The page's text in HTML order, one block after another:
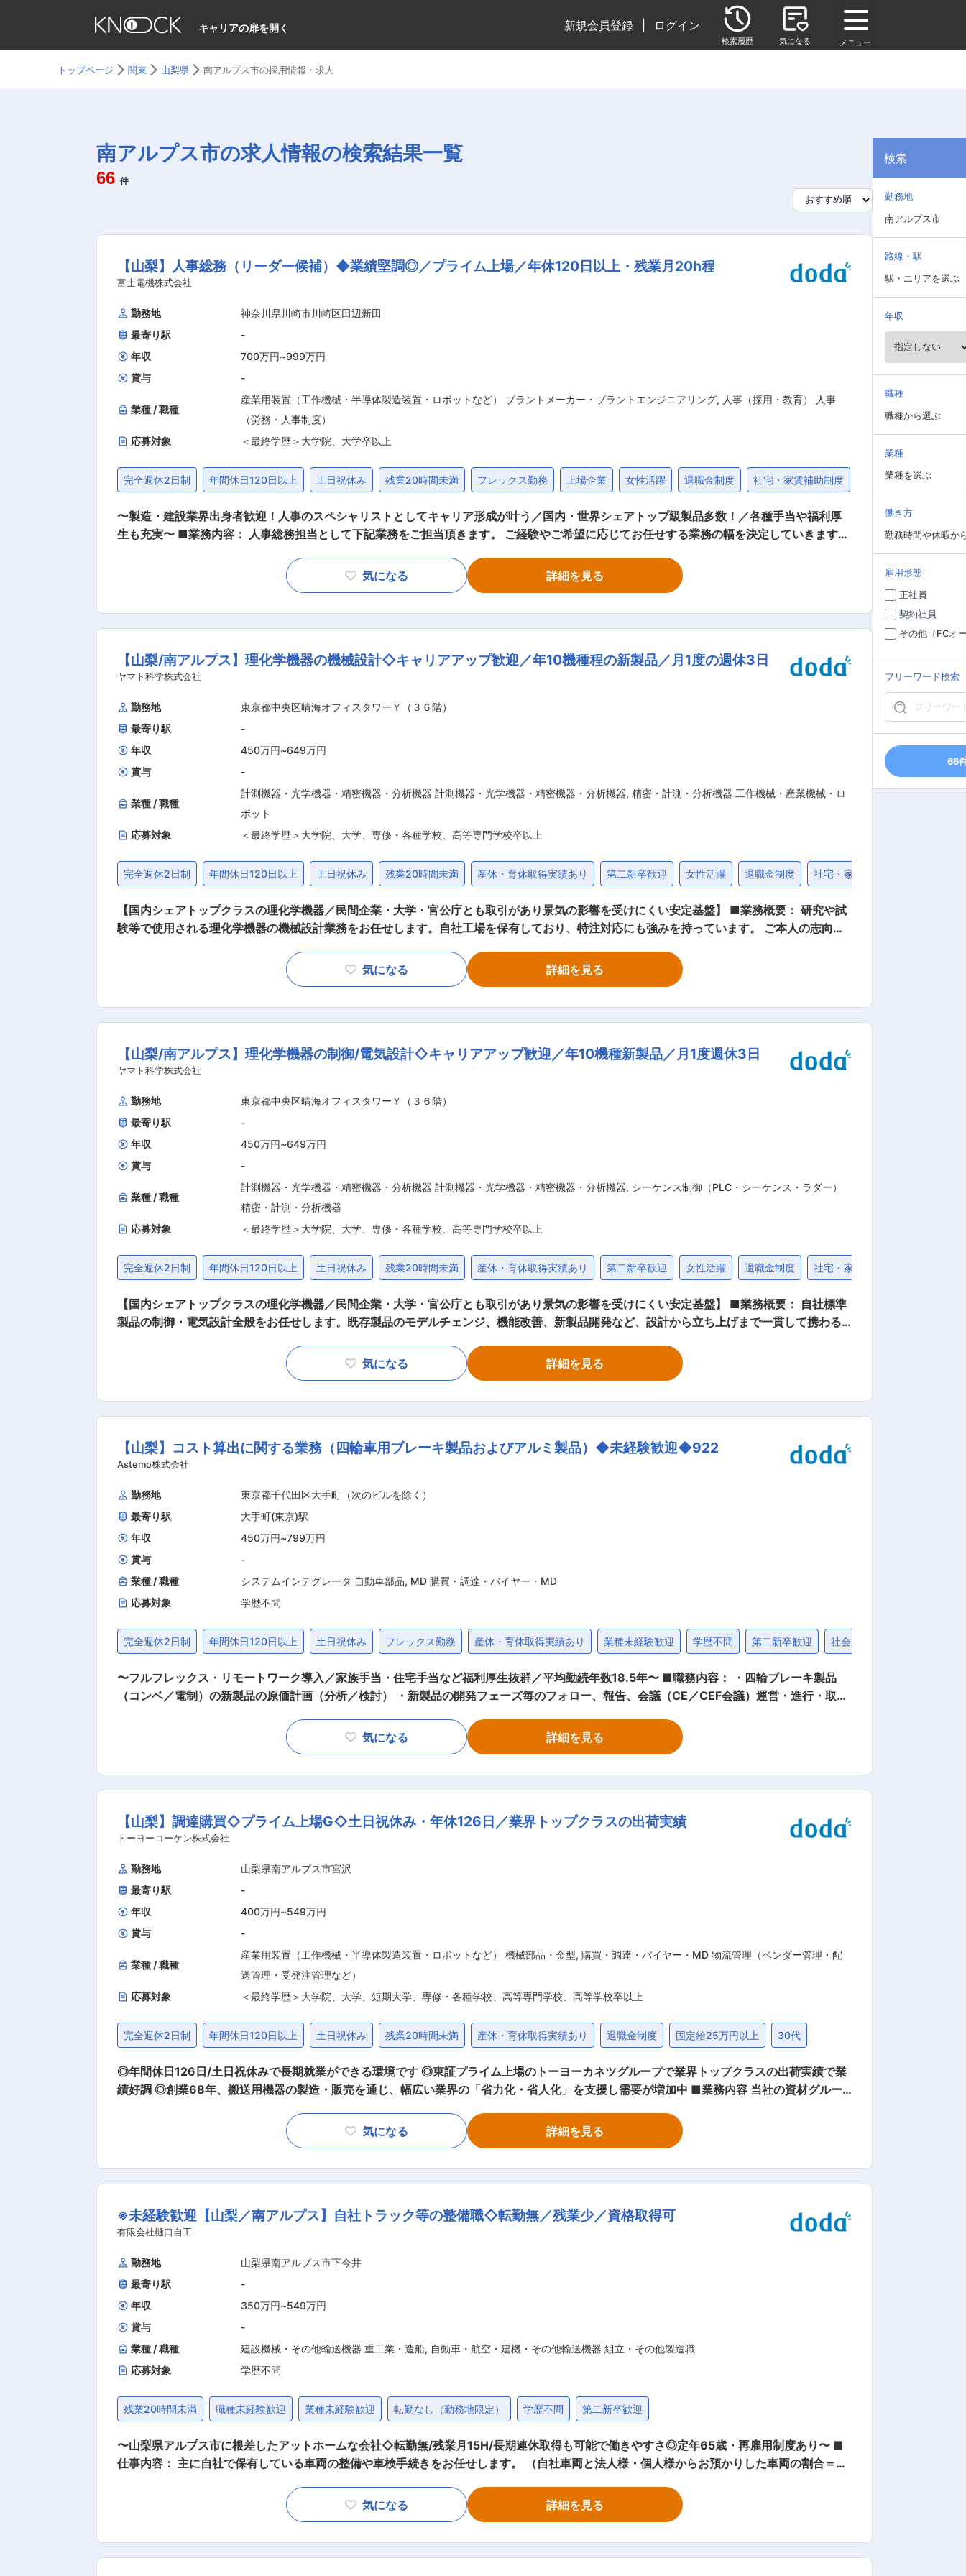
キャリアの扉を開く 新規会員登録 ログイン
検索履歴 気になる メニュー
トップページ 関東 山梨県 南アルプス市の採用情報・求人
南アルプス市の求人情報の検索結果一覧
66 件
【山梨】人事総務（リーダー候補）◆業績堅調◎／プライム上場／年休120日以上・残業月20h程
富士電機株式会社
勤務地
神奈川県川崎市川崎区田辺新田
最寄り駅
-
年収
700万円~999万円
賞与
-
業種 / 職種
産業用装置（工作機械・半導体製造装置・ロボットなど） プラントメーカー・プラントエンジニアリング, 人事（採用・教育） 人事
（労務・人事制度）
応募対象
＜最終学歴＞大学院、大学卒以上
完全週休2日制 年間休日120日以上 土日祝休み 残業20時間未満 フレックス勤務 上場企業 女性活躍 退職金制度 社宅・家賃補助制度 固定給25万円以上
〜製造・建設業界出身者歓迎！人事のスペシャリストとしてキャリア形成が叶う／国内・世界シェアトップ級製品多数！／各種手当や福利厚
生も充実〜 ■業務内容： 人事総務担当として下記業務をご担当頂きます。 ご経験やご希望に応じてお任せする業務の幅を決定していきます。
価取り纏め、人員計画策定、人件費予決算管理、表彰取り纏め 【労務管理】 ・労働組合窓口、提案企画、労使協議会の運営、議事録作成 ・労
働環境整備等の労務管理（労働時間、勤怠）、労務コンプライアンス、社員相談対応 【採用教育】 ・新卒／中途採用業務（人財獲得戦略の企
けると考えています。 本社人事、事業本部人事、他工場人事総務、関係会社人事等、人事部門内のジョブローテーションで、人事領域のスペ
シャリストとしてキャリア形成が可能です。 ■同社の特徴・魅力： ・創業100年超え、古河電工と独・シーメンス社との合弁会社として設
制御技術、IoTを組み合わせ、4つの事業を展開。幅広い事業領域と世界トップ級シェアをいくつも保有！確かな技術力で人々の生活に貢献。
・年間休日120日以上、平均勤続年数20.4年、ノー残業Day有、平均有休取得日数20日以上など、長く働きやすい環境。 ・寮社宅制度や時短
制度・在宅勤務制度など福利厚生も充実。女性活躍推進企業として、経済産業省と東京証券取引所が選定する「なでしこ銘柄」への選定や優
気になる 詳細を見る
【山梨/南アルプス】理化学機器の機械設計◇キャリアアップ歓迎／年10機種程の新製品／月1度の週休3日
ヤマト科学株式会社
勤務地
東京都中央区晴海オフィスタワーＹ（３６階）
最寄り駅
-
年収
450万円~649万円
賞与
-
業種 / 職種
計測機器・光学機器・精密機器・分析機器 計測機器・光学機器・精密機器・分析機器, 精密・計測・分析機器 工作機械・産業機械・ロ
ボット
応募対象
＜最終学歴＞大学院、大学、専修・各種学校、高等専門学校卒以上
完全週休2日制 年間休日120日以上 土日祝休み 残業20時間未満 産休・育休取得実績あり 第二新卒歓迎 女性活躍 退職金制度 社宅・家賃補助制度
【国内シェアトップクラスの理化学機器／民間企業・大学・官公庁とも取引があり景気の影響を受けにくい安定基盤】 ■業務概要： 研究や試
験等で使用される理化学機器の機械設計業務をお任せします。自社工場を保有しており、特注対応にも強みを持っています。 ご本人の志向性
を組み、製品開発に取り組んでいただきます。 ■業務詳細： ・3DCADを用いた装置・機構設計 ・板金、樹脂、成型品などを用いた筐体や構
造部の設計 ・試作・評価業務、および生産準備に向けた各種ドキュメント作成 ・製造・品質など、社内他部門との連携・調整業務 ■製品：
指すため、新製品の開発スピードをアップさせることを目標にしております。 ■組織： 開発第二部（標準品）には13名、設計技術部（特注対
応）には19名が在籍し、20代から60代まで幅広い年齢層で構成されています。近年は中途採用や若手メンバーの増員も進んでおり、新旧の知
にて活躍しています。業務に必要な資格取得、スキルアップのための資格取得などは会社全体でバックアップします。 ■当社の魅力： 理化学
機器・試験研究設備・分析計測機器・産業試験検査機器のメーカーとして、また、研究開発全般及びものづくり・生産技術に必要な高度先端
機器を取り扱う商社として、積極的な事業展開を行っております。国内だけでなく海外市場にも積極的に参入しており、2024年度には過去最
高売上を更新し業績も好調です。また、年間休日に加え特別休暇を付与する形で月1回の週休3日を導入しており、WLBを整えることもできま
気になる 詳細を見る
【山梨/南アルプス】理化学機器の制御/電気設計◇キャリアアップ歓迎／年10機種新製品／月1度週休3日
ヤマト科学株式会社
勤務地
東京都中央区晴海オフィスタワーＹ（３６階）
最寄り駅
-
年収
450万円~649万円
賞与
-
業種 / 職種
計測機器・光学機器・精密機器・分析機器 計測機器・光学機器・精密機器・分析機器, シーケンス制御（PLC・シーケンス・ラダー）
精密・計測・分析機器
応募対象
＜最終学歴＞大学院、大学、専修・各種学校、高等専門学校卒以上
完全週休2日制 年間休日120日以上 土日祝休み 残業20時間未満 産休・育休取得実績あり 第二新卒歓迎 女性活躍 退職金制度 社宅・家賃補助制度
【国内シェアトップクラスの理化学機器／民間企業・大学・官公庁とも取引があり景気の影響を受けにくい安定基盤】 ■業務概要： 自社標準
製品の制御・電気設計全般をお任せします。既存製品のモデルチェンジ、機能改善、新製品開発など、設計から立ち上げまで一貫して携わる
ローし、早期にご活躍いただけるようサポートしています。 ■業務詳細： ・電気CADを用いた制御回路設計 ・PLCやタッチパネルを用いた制
御ソフト設計 ・温度・液量などのPID制御の適用・パラメータ調整 ・製造現場との連携による装置立ち上げ支援・調整・検証業務 ■製品： 当
■組織： 特注製品は別部門で対応しており、本ポジションは標準製品の新規開発・改良が中心です。 開発第二部には15名が在籍しており、そ
のうち制御開発課のメンバーは5名です。20代から50代まで幅広い年齢層で構成されています。 理化学機器の設計経験者はもちろん歓迎しま
クアップします。 ■当社の魅力： 理化学機器・試験研究設備・分析計測機器・産業試験検査機器のメーカーとして、また、研究開発全般及び
ものづくり・生産技術に必要な高度先端機器を取り扱う商社として、積極的な事業展開を行っております。国内だけでなく海外市場にも積極
的に参入しており、2024年度には過去最高売上を更新し業績も好調です。また、年間休日に加え特別休暇を付与する形で月1回の週休3日を導
入しており、WLBを整えることもできます。
気になる 詳細を見る
【山梨】コスト算出に関する業務（四輪車用ブレーキ製品およびアルミ製品）◆未経験歓迎◆922
Astemo株式会社
勤務地
東京都千代田区大手町（次のビルを除く）
最寄り駅
大手町(東京)駅
年収
450万円~799万円
賞与
-
業種 / 職種
システムインテグレータ 自動車部品, MD 購買・調達・バイヤー・MD
応募対象
学歴不問
完全週休2日制 年間休日120日以上 土日祝休み フレックス勤務 産休・育休取得実績あり 業種未経験歓迎 学歴不問 第二新卒歓迎 社会人経験10年以上歓迎
〜フルフレックス・リモートワーク導入／家族手当・住宅手当など福利厚生抜群／平均勤続年数18.5年〜 ■職務内容： ・四輪ブレーキ製品
（コンベ／電制）の新製品の原価計画（分析／検討） ・新製品の開発フェーズ毎のフォロー、報告、会議（CE／CEF会議）運営・進行・取り
レーキ製品の新製品の原価検討、End Gateまでの収支管理、関連会社間の見積業務全般。 ■仕事の魅力： ◎四輪車用ブレーキ製品およびアル
ミ製品の見積り業務を通じて、コスト構造を把握し、あるべき姿の原価・収支計画を行い、企画・開発・量産までの工程を深く理解できま
を誇ります。 ・世界に先駆けて自動運転レベル3を達成した「ホンダ・レジェンド」の自動運転技術の製品開発に成功しています。 ■当社
の特徴： ・当社は完成車メーカーをお客様とし、様々なモビリティの部品を開発／製造／販売する「独立系Tier1サプライヤー」です。 変更
気になる 詳細を見る
【山梨】調達購買◇プライム上場G◇土日祝休み・年休126日／業界トップクラスの出荷実績
トーヨーコーケン株式会社
勤務地
山梨県南アルプス市宮沢
最寄り駅
-
年収
400万円~549万円
賞与
-
業種 / 職種
産業用装置（工作機械・半導体製造装置・ロボットなど） 機械部品・金型, 購買・調達・バイヤー・MD 物流管理（ベンダー管理・配
送管理・受発注管理など）
応募対象
＜最終学歴＞大学院、大学、短期大学、専修・各種学校、高等専門学校、高等学校卒以上
完全週休2日制 年間休日120日以上 土日祝休み 残業20時間未満 産休・育休取得実績あり 退職金制度 固定給25万円以上 30代
◎年間休日126日/土日祝休みで長期就業ができる環境です ◎東証プライム上場のトーヨーカネツグループで業界トップクラスの出荷実績で業
績好調 ◎創業68年、搬送用機器の製造・販売を通じ、幅広い業界の「省力化・省人化」を支援し需要が増加中 ■業務内容 当社の資材グルー
を中心とした以下調達業務に携わっていただきます。 ・製品、部品材料等の価格交渉、発注手配と納期管理 ・製品、部品、材料の発注単価と
管理 ・資材倉庫の循環棚卸と決算棚卸の実施 ・原材料、部品、製品等の入出庫業務並びに保管業務 ・メンバーマネジメント ■組織構成 生産
ております。 ■働き方 ・出張：お取引先の商社様などへ訪問するため稀に発生する可能性がございます ・残業：繁忙期（3月、９月）は月30
時間程度になることもございますが、それ以外は月10時間程度となっております。 ■当社の特徴 トーヨーカネツグループ、創業68年の搬送
チ、バランサ、荷揚機、ガラス＆パネル運搬設置マニピュレータ「ジラフ」など、さまざまな用途に対応する幅広い製品ラインナップを展開
しており、少子高齢化による労働力減少という社会課題に対し、重量物の搬送・運搬負荷を軽減する機器を提供することで、モノづくりの現
場の負担軽減などに貢献しています。 また、全社員が協力し合い、一つのチームとして仕事を進めていく社風がございます。周囲のメンバー
が近くのデスクに常にいる環境のため、他部署や同僚と協力しながら効率よく業務を進めていくことが可能な環境です。 変更の範囲：会社の
定める業務
気になる 詳細を見る
※未経験歓迎【山梨／南アルプス】自社トラック等の整備職◇転勤無／残業少／資格取得可
有限会社樋口自工
勤務地
山梨県南アルプス市下今井
最寄り駅
-
年収
350万円~549万円
賞与
-
業種 / 職種
建設機械・その他輸送機器 重工業・造船, 自動車・航空・建機・その他輸送機器 組立・その他製造職
応募対象
学歴不問
残業20時間未満 職種未経験歓迎 業種未経験歓迎 転勤なし（勤務地限定） 学歴不問 第二新卒歓迎
〜山梨県アルプス市に根差したアットホームな会社◇転勤無/残業月15H/長期連休取得も可能で働きやすさ◎定年65歳・再雇用制度あり〜 ■
仕事内容： 主に自社で保有している車両の整備や車検手続きをお任せします。 （自社車両と法人様・個人様からお預かりした車両の割合＝9:
働ともいわれる大型車の整備も対応いただきやすいよう環境を整えております。 ■働く職場環境 20代・40代・70代の男性社員3名が整備士
として活躍中！ 幅広い年代層の社員が在籍しており、アットホームな職場環境です。 お話が好きな方、面倒見のいい方、素直な方と個性豊か
気になる 詳細を見る
検索
勤務地
南アルプス市
路線・駅
駅・エリアを選ぶ
年収
職種
職種から選ぶ
業種
業種を選ぶ
働き方
勤務時間や休暇か
雇用形態
正社員
契約社員
その他（FCオ
フリーワード検索
66